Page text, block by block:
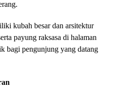
kubah besar dan arsitektur
payung raksasa di halaman
bagi pengunjung yang datang